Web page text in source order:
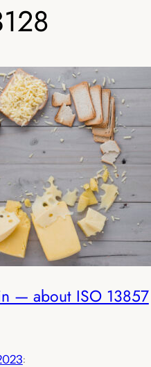
— about ISO 13857
: